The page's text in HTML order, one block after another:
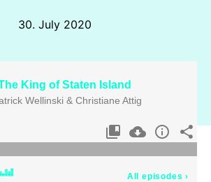
30. July 2020
King of Staten Island
Wellinski & Christiane Attig
All episodes ›